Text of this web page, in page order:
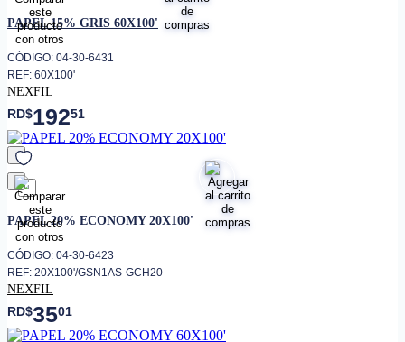
favorito
PAPEL 15% GRIS 60X100'
CÓDIGO: 04-30-6431
REF: 60X100'
NEXFIL
RD$19251
favorito
PAPEL 20% ECONOMY 20X100'
CÓDIGO: 04-30-6423
REF: 20X100'/GSN1AS-GCH20
NEXFIL
RD$3501